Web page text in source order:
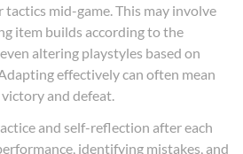
mid-game. This may involve
item builds according to the
altering playstyles based on
effectively can often mean
and defeat.
and self-reflection after each
identifying mistakes, and